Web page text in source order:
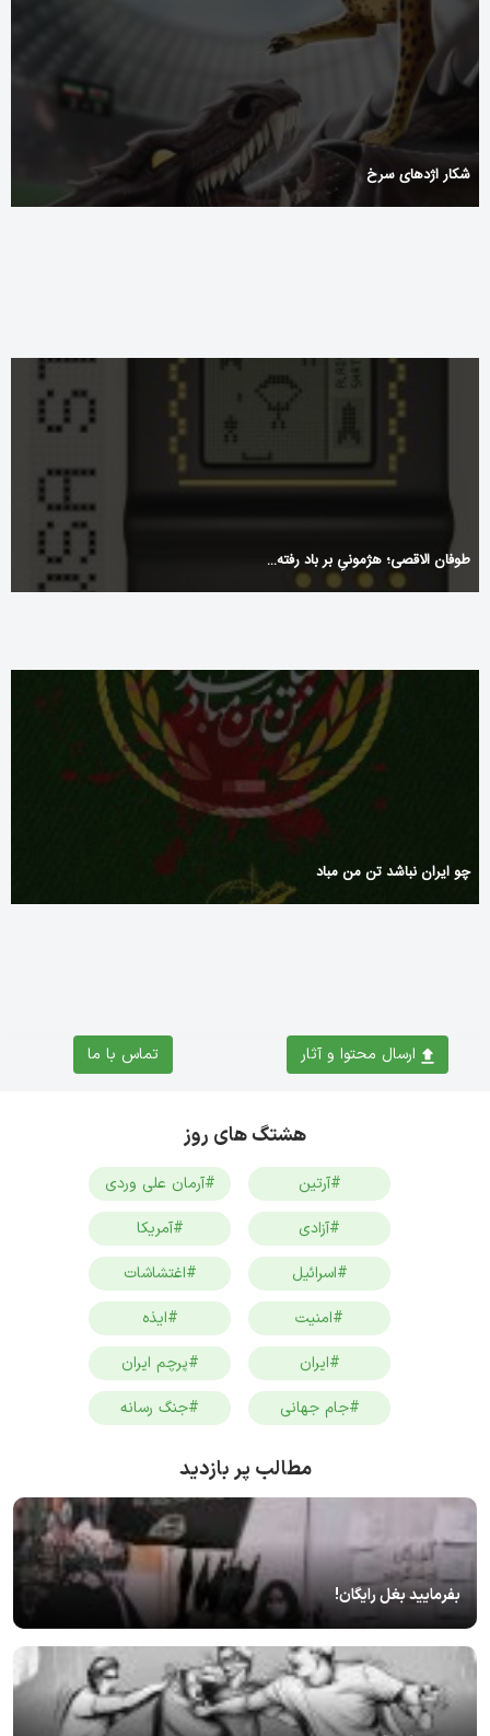
شکار اژدهای سرخ
طوفان الاقصی؛ هژمونیِ بر باد رفته… ‌
چو ایران نباشد تن من مباد
ارسال محتوا و آثار تماس با ما
هشتگ های روز
#آرتین
#آرمان علی وردی
#آزادی
#آمریکا
#اسرائیل
#اغتشاشات
#امنیت
#ایذه
#ایران
#پرچم ایران
#جام جهانی
#جنگ رسانه
مطالب پر بازدید
بفرمایید بغل رایگان!